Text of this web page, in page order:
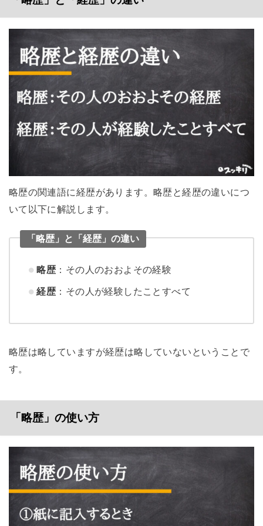
略歴の関連語に経歴があります。略歴と経歴の違いにつ
いて以下に解説します。
「略歴」と「経歴」の違い
略歴 ：その人のおおよその経験
経歴 ：その人が経験したことすべて
略歴は略していますが経歴は略していないということで
す。
「略歴」の使い方